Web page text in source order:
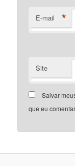
E-mail *
Site
Salvar
que eu